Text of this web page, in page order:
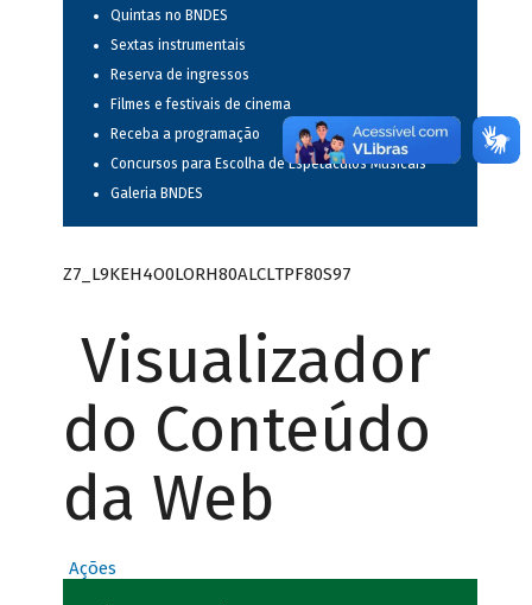
Quintas no BNDES
Sextas instrumentais
Reserva de ingressos
Filmes e festivais de cinema
Receba a programação
Concursos para Escolha de Espetáculos Musicais
Galeria BNDES
Z7_L9KEH4O0LORH80ALCLTPF80S97
Visualizador
do Conteúdo
da Web
Ações